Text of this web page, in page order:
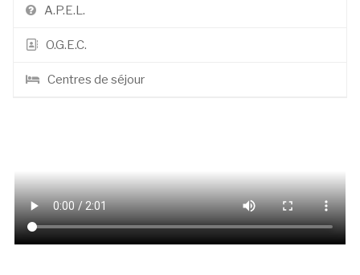
A.P.E.L.
O.G.E.C.
Centres de séjour